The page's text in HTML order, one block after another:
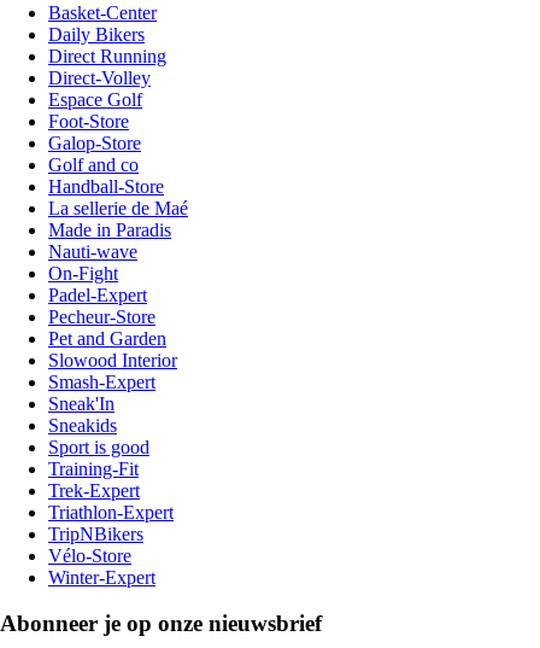
Basket-Center
Daily Bikers
Direct Running
Direct-Volley
Espace Golf
Foot-Store
Galop-Store
Golf and co
Handball-Store
La sellerie de Maé
Made in Paradis
Nauti-wave
On-Fight
Padel-Expert
Pecheur-Store
Pet and Garden
Slowood Interior
Smash-Expert
Sneak'In
Sneakids
Sport is good
Training-Fit
Trek-Expert
Triathlon-Expert
TripNBikers
Vélo-Store
Winter-Expert
Abonneer je op onze nieuwsbrief